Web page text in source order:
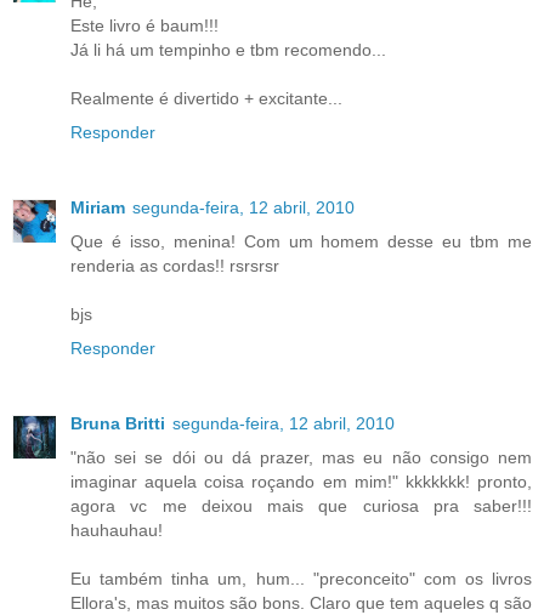
Este livro é baum!!!
Já li há um tempinho e tbm recomendo...
Realmente é divertido + excitante...
Responder
Miriam segunda-feira, 12 abril, 2010
Que é isso, menina! Com um homem desse eu tbm me
renderia as cordas!! rsrsrsr
bjs
Responder
Bruna Britti segunda-feira, 12 abril, 2010
"não sei se dói ou dá prazer, mas eu não consigo nem
imaginar aquela coisa roçando em mim!" kkkkkkk! pronto,
agora vc me deixou mais que curiosa pra saber!!!
hauhauhau!
Eu também tinha um, hum... "preconceito" com os livros
Ellora's, mas muitos são bons. Claro que tem aqueles q são